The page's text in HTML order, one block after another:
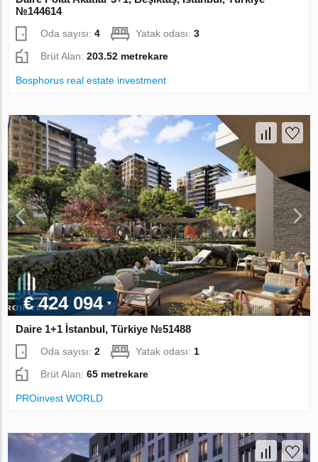
№144614
Oda sayısı:4 Yatak odası:3
Brüt Alan:203.52 metrekare
Bosphorus real estate investment
€ 424 094
Daire 1+1 İstanbul, Türkiye №51488
Oda sayısı:2 Yatak odası:1
Brüt Alan:65 metrekare
PROinvest WORLD